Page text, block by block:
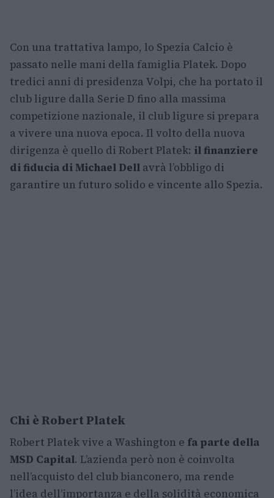
Con una trattativa lampo, lo Spezia Calcio è
passato nelle mani della famiglia Platek. Dopo
tredici anni di presidenza Volpi, che ha portato il
club ligure dalla Serie D fino alla massima
competizione nazionale, il club ligure si prepara
a vivere una nuova epoca. Il volto della nuova
dirigenza è quello di Robert Platek: il finanziere
di fiducia di Michael Dell avrà l’obbligo di
garantire un futuro solido e vincente allo Spezia.
Chi è Robert Platek
Robert Platek vive a Washington e fa parte della
MSD Capital. L’azienda però non è coinvolta
nell’acquisto del club bianconero, ma rende
l’idea dell’importanza e della solidità economica